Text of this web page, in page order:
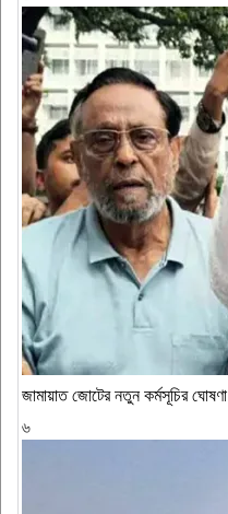
জামায়াত জোটের নতুন কর্মসূচির ঘোষণা
৬